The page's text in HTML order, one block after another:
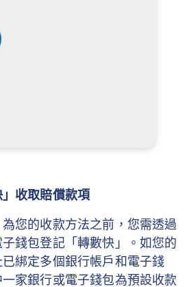
收取賠償款項
您的收款方法之前，您需透過
錢包登記「轉數快」。如您的
綁定多個銀行帳戶和電子錢
家銀行或電子錢包為預設收款